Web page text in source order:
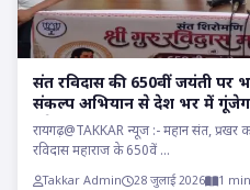
संत रविदास की 650वीं जयंती पर
संकल्प अभियान से देश भर में
संदेश!!
रायगढ़@TAKKAR न्यूज :- महान संत, प्रखर
रविदास महाराज के 650वें ...
Takkar Admin 28 जुलाई 2026 1 min